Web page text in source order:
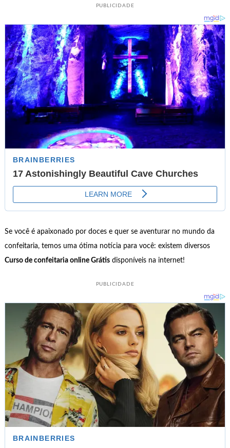
PUBLICIDADE
Se você é apaixonado por doces e quer se aventurar no mundo da
confeitaria, temos uma ótima notícia para você: existem diversos
Curso de confeitaria online Grátisdisponíveis na internet!
PUBLICIDADE